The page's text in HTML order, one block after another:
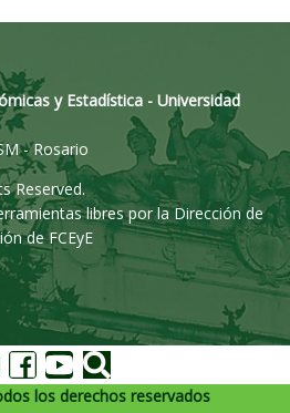
y Estadística - Universidad
- Rosario
Reserved.
libres por la Dirección de
de FCEyE
los derechos reservados